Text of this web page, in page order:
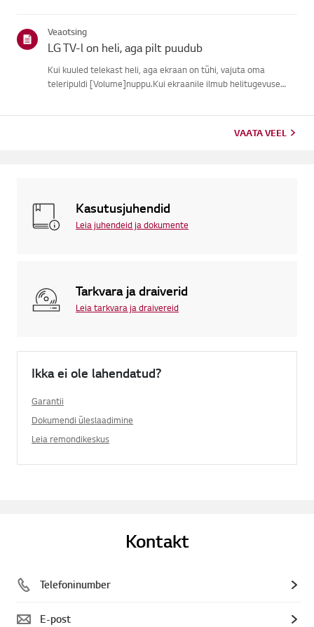
kasutad ...
Veaotsing
LG TV-l on heli, aga pilt puudub
Kui kuuled telekast heli, aga ekraan on tühi, vajuta oma
teleripuldi [Volume]nuppu.Kui ekraanile ilmub helitugevuse
VAATA VEEL
Kasutusjuhendid
Leia juhendeid ja dokumente
Tarkvara ja draiverid
Leia tarkvara ja draivereid
Ikka ei ole lahendatud?
Garantii
Dokumendi üleslaadimine
Leia remondikeskus
Kontakt
Telefoninumber
E-post